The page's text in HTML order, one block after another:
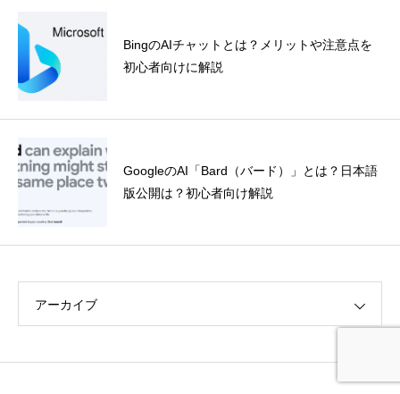
BingのAIチャットとは？メリットや注意点を
初心者向けに解説
GoogleのAI「Bard（バード）」とは？日本語
版公開は？初心者向け解説
アーカイブ
初めての方へ 集客ブログ お問い合わせ